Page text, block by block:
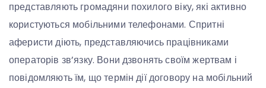
представляють громадяни похилого віку, які активно
користуються мобільними телефонами. Спритні
аферисти діють, представляючись працівниками
операторів зв’язку. Вони дзвонять своїм жертвам і
повідомляють їм, що термін дії договору на мобільний